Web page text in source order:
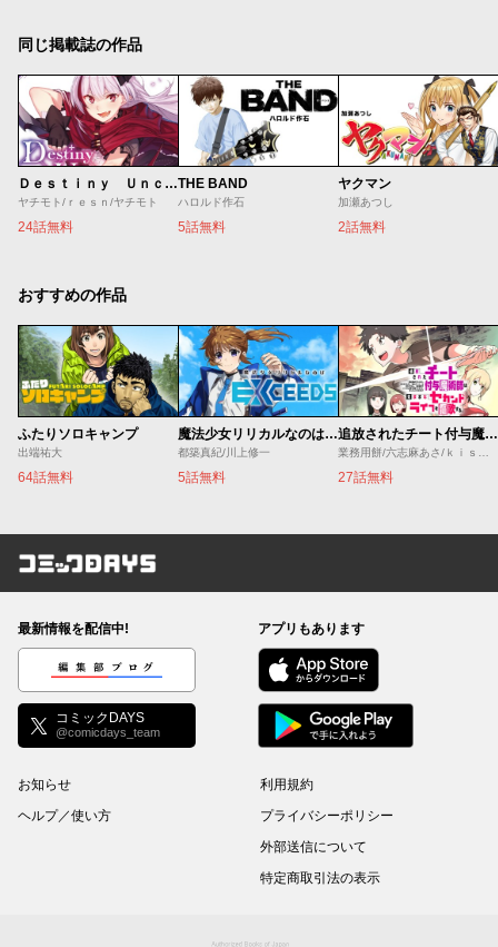
同じ掲載誌の作品
Ｄｅｓｔｉｎｙ Ｕｎｃｈａｉｎ Ｏｎｌｉｎｅ 吸血鬼少女となって、やがて『赤の魔王』と呼ばれるようになりました
ヤチモト/ｒｅｓｎ/ヤチモト
24話無料
THE BAND
ハロルド作石
5話無料
ヤクマン
加瀬あつし
2話無料
おすすめの作品
ふたりソロキャンプ
出端祐大
64話無料
魔法少女リリカルなのは EXCEEDS
都築真紀/川上修一
5話無料
追放されたチート付与魔術師は気ままなセカンドライフを謳歌する。 ～俺は武器だけじゃなく、あらゆるものに『強化ポイント』を付与できるし、俺の意思でいつでも効果を解除できるけど、残った人たち大丈夫？～
27話無料
コミックDAYS
最新情報を配信中!
編集部ブログ
コミックDAYS
@comicdays_team
アプリもあります
お知らせ
ヘルプ／使い方
利用規約
プライバシーポリシー
外部送信について
特定商取引法の表示